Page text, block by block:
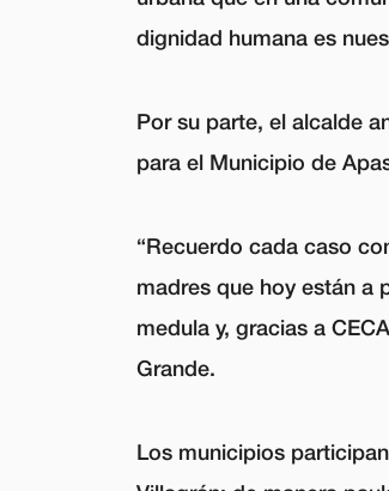
dignidad humana es
Por su parte, el alcalde
para el Municipio de
“Recuerdo cada caso
madres que hoy están a
medula y, gracias a
Grande.
Los municipios